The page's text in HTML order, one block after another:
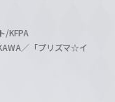
/KFPA
／「プリズマ☆イ